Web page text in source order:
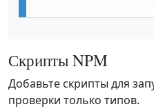
Скрипты NPM
Добавьте скрипты для
проверки только типов.